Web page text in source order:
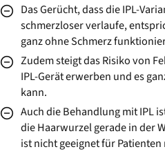
Das Gerücht, dass die IPL-
schmerzloser verlaufe,
ganz ohne Schmerz
Zudem steigt das Risiko von
IPL-Gerät erwerben und es
kann.
Auch die Behandlung mit IPL
die Haarwurzel gerade in der
ist nicht geeignet für